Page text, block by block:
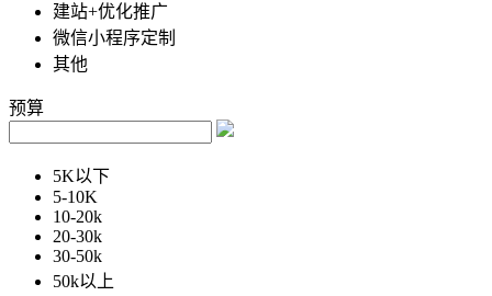
建站+优化推广
微信小程序定制
其他
预算
5K以下
5-10K
10-20k
20-30k
30-50k
50k以上